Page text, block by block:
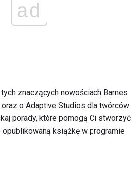
ad
znaczących nowościach Barnes
o Adaptive Studios dla twórców
porady, które pomogą Ci stworzyć
opublikowaną książkę w programie